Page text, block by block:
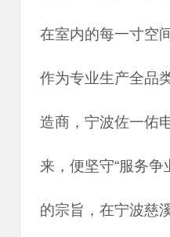
在室内的每一寸空间
作为专业生产全品
造商，宁波佐一佑
来，便坚守“服务争
的宗旨，在宁波慈